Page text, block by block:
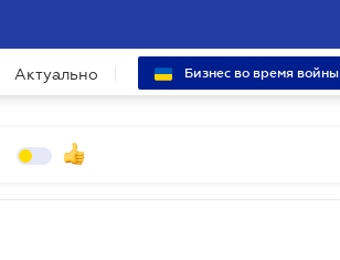
Актуально Бизнес во время войны